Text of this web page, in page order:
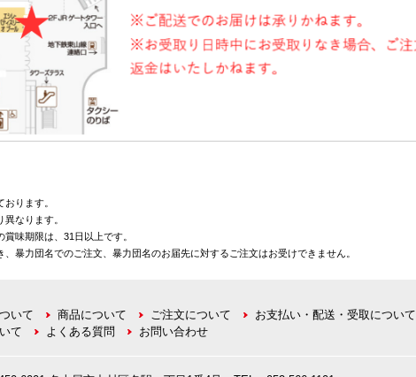
ります。
なります。
味期限は、31日以上です。
暴力団名でのご注文、暴力団名のお届先に対するご注文はお受けできません。
いて 商品について ご注文について お支払い・配送・受取について
て
よくある質問 お問い合わせ